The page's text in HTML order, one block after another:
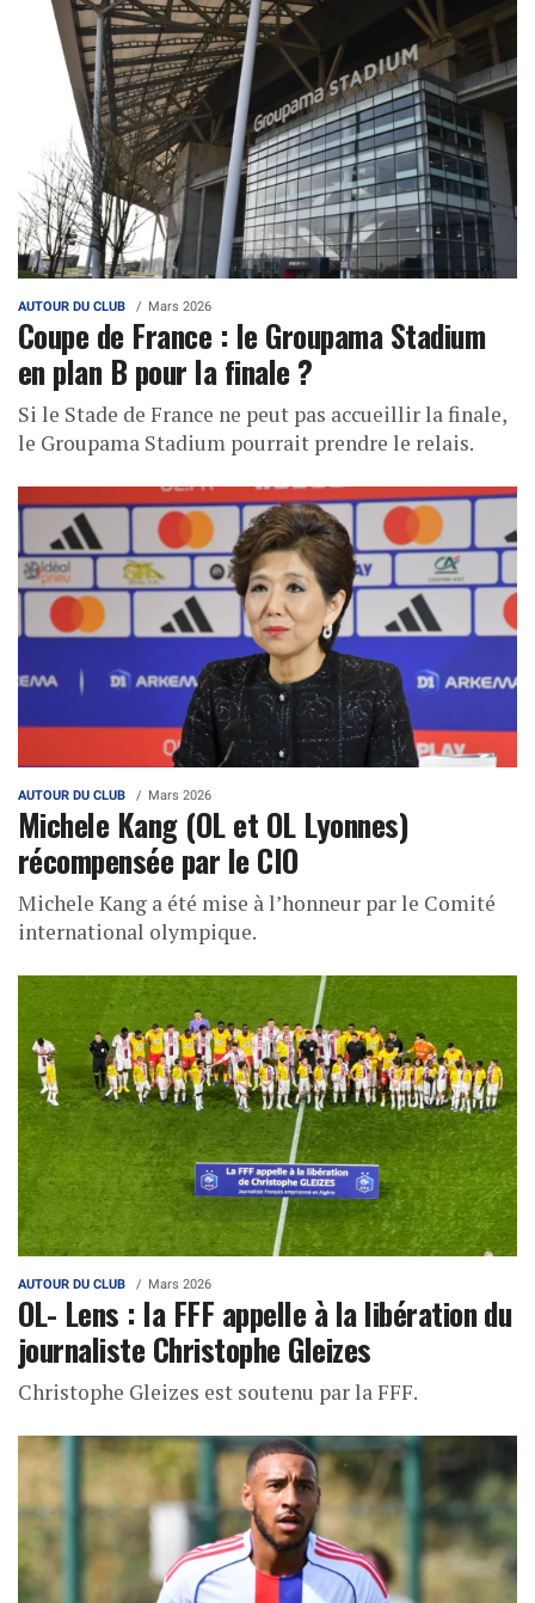
AUTOUR DU CLUB Mars 2026
Coupe de France : le Groupama Stadium
en plan B pour la finale ?
Si le Stade de France ne peut pas accueillir la finale,
le Groupama Stadium pourrait prendre le relais.
AUTOUR DU CLUB Mars 2026
Michele Kang (OL et OL Lyonnes)
récompensée par le CIO
Michele Kang a été mise à l’honneur par le Comité
international olympique.
AUTOUR DU CLUB Mars 2026
OL- Lens : la FFF appelle à la libération du
journaliste Christophe Gleizes
Christophe Gleizes est soutenu par la FFF.